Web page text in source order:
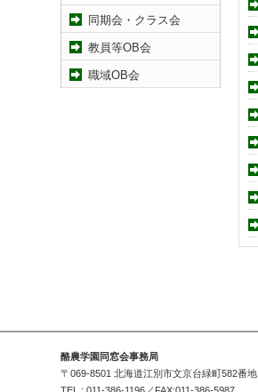
同期会・クラス会
教員等OB会
職域OB会
酪農学園同窓会事務局
〒069-8501 北海道江別市文京台緑町582番地
TEL : 011-386-1196／FAX:011-386-5987